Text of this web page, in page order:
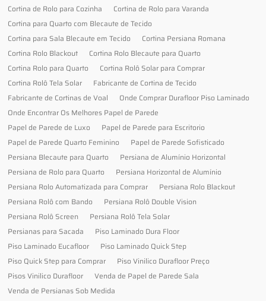
Cortina de Rolo para Cozinha
Cortina de Rolo para Varanda
Cortina para Quarto com Blecaute de Tecido
Cortina para Sala Blecaute em Tecido
Cortina Persiana Romana
Cortina Rolo Blackout
Cortina Rolo Blecaute para Quarto
Cortina Rolo para Quarto
Cortina Rolô Solar para Comprar
Cortina Rolô Tela Solar
Fabricante de Cortina de Tecido
Fabricante de Cortinas de Voal
Onde Comprar Durafloor Piso Laminado
Onde Encontrar Os Melhores Papel de Parede
Papel de Parede de Luxo
Papel de Parede para Escritorio
Papel de Parede Quarto Feminino
Papel de Parede Sofisticado
Persiana Blecaute para Quarto
Persiana de Alumínio Horizontal
Persiana de Rolo para Quarto
Persiana Horizontal de Alumínio
Persiana Rolo Automatizada para Comprar
Persiana Rolo Blackout
Persiana Rolô com Bando
Persiana Rolô Double Vision
Persiana Rolô Screen
Persiana Rolô Tela Solar
Persianas para Sacada
Piso Laminado Dura Floor
Piso Laminado Eucafloor
Piso Laminado Quick Step
Piso Quick Step para Comprar
Piso Vinilico Durafloor Preço
Pisos Vinilico Durafloor
Venda de Papel de Parede Sala
Venda de Persianas Sob Medida